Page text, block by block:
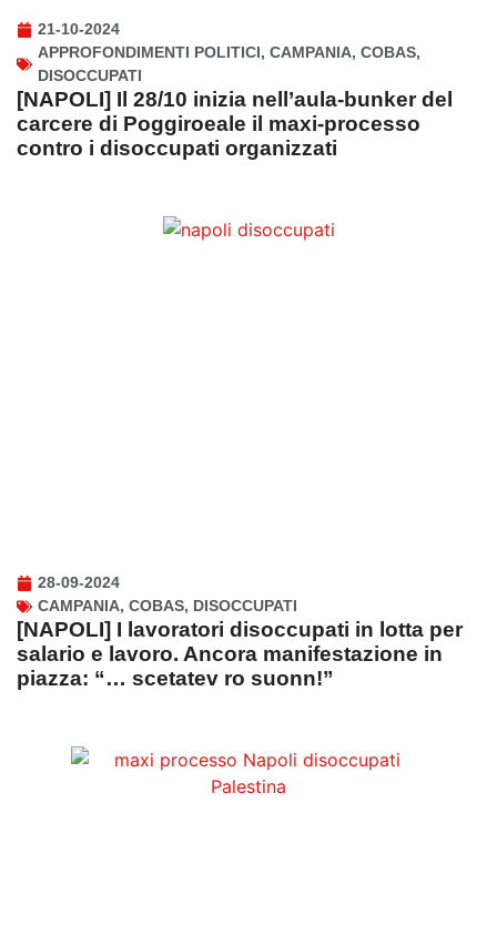
21-10-2024
APPROFONDIMENTI POLITICI, CAMPANIA, COBAS,
DISOCCUPATI
[NAPOLI] Il 28/10 inizia nell’aula-bunker del
carcere di Poggiroeale il maxi-processo
contro i disoccupati organizzati
28-09-2024
CAMPANIA, COBAS, DISOCCUPATI
[NAPOLI] I lavoratori disoccupati in lotta per
salario e lavoro. Ancora manifestazione in
piazza: “… scetatev ro suonn!”